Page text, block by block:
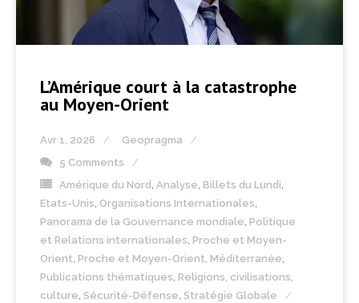
L’Amérique court à la catastrophe
au Moyen-Orient
Avr 1, 2026
Geopragma
5 Comments
Amérique du Nord , Analyse, Billets du Lundi,
Etats-Unis, Organisations Internationales,
Panorama de la Gouvernance mondiale, Politique
et Relations internationales, Proche et Moyen-
Orient, Proche et Moyen-Orient, Méditerranée,
Publications thématiques, Religions, civilisations,
culture, Sécurité-Défense, Stratégie Globale